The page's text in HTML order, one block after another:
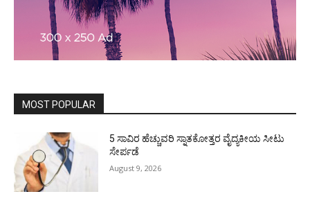
MOST POPULAR
5 ಸಾವಿರ ಹೆಚ್ಚುವರಿ ಸ್ನಾತಕೋತ್ತರ ವೈದ್ಯಕೀಯ ಸೀಟು
ಸೇರ್ಪಡೆ
August 9, 2026